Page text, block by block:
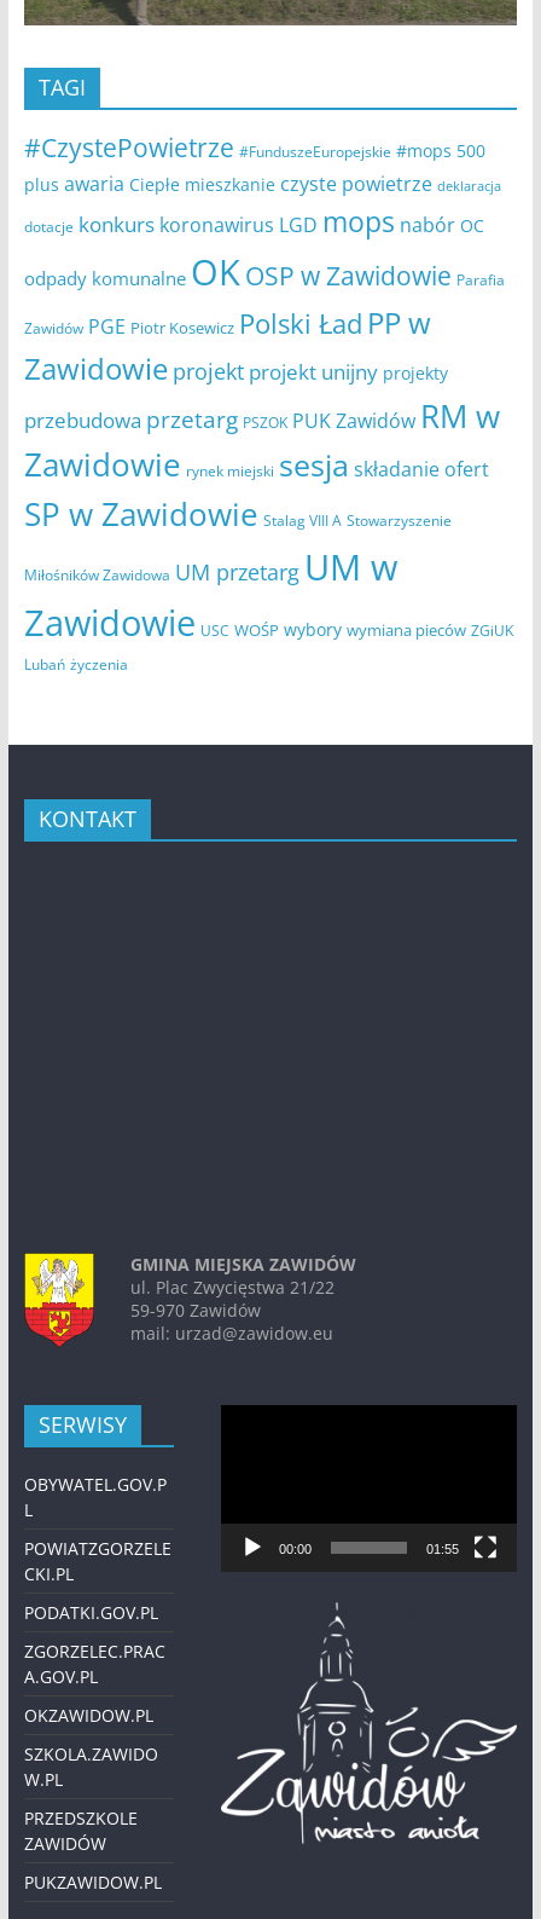
TAGI
#CzystePowietrze #FunduszeEuropejskie #mops 500
plus awaria Ciepłe mieszkanie czyste powietrze deklaracja
dotacje konkurs koronawirus LGD mops nabór OC
odpady komunalne OKOSP w Zawidowie Parafia
Zawidów PGE Piotr Kosewicz Polski Ład PP w
Zawidowie projekt projekt unijny projekty
przebudowa przetarg PSZOK PUK Zawidów RM w
Zawidowie rynek miejski sesja składanie ofert
SP w Zawidowie Stalag VIII A Stowarzyszenie
Miłośników Zawidowa UM przetarg UM w
Zawidowie USC WOŚP wybory wymiana pieców ZGiUK
Lubań życzenia
KONTAKT
GMINA MIEJSKA ZAWIDÓW
ul. Plac Zwycięstwa 21/22
59-970 Zawidów
mail: urzad@zawidow.eu
SERWISY
OBYWATEL.GOV.P
L
POWIATZGORZELE
CKI.PL
PODATKI.GOV.PL
ZGORZELEC.PRAC
A.GOV.PL
OKZAWIDOW.PL
SZKOLA.ZAWIDO
W.PL
PRZEDSZKOLE
ZAWIDÓW
PUKZAWIDOW.PL
00:00 01:55